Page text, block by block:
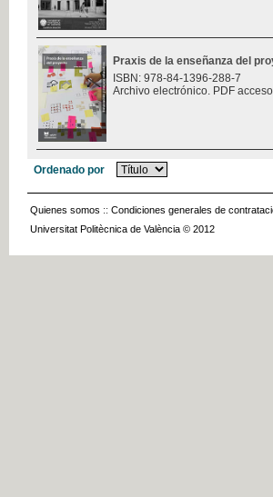
Praxis de la enseñanza del
ISBN: 978-84-1396-288-7
Archivo electrónico. PDF
Ordenado por
Quienes somos :: Condiciones generales de
Universitat Politècnica de València © 2012